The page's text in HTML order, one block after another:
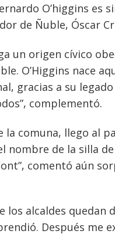
O’higgins es
de Ñuble, Óscar
un origen cívico
O’Higgins nace
gracias a su
complementó.
la comuna, llego al
de la silla
comentó aún
los alcaldes quedan
Después me